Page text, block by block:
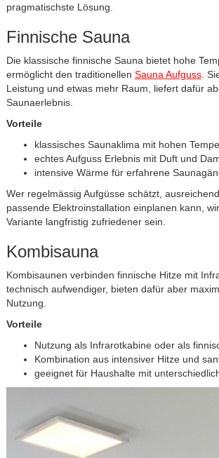
pragmatischste Lösung.
Finnische Sauna
Die klassische finnische Sauna bietet hohe
ermöglicht den traditionellen Sauna Aufguss.
Leistung und etwas mehr Raum, liefert dafür
Saunaerlebnis.
Vorteile
klassisches Saunaklima mit hohen
echtes Aufguss Erlebnis mit Duft und
intensive Wärme für erfahrene
Wer regelmässig Aufgüsse schätzt,
passende Elektroinstallation einplanen kann,
Variante langfristig zufriedener sein.
Kombisauna
Kombisaunen verbinden finnische Hitze mit
technisch aufwendiger, bieten dafür aber
Nutzung.
Vorteile
Nutzung als Infrarotkabine oder als
Kombination aus intensiver Hitze und
geeignet für Haushalte mit